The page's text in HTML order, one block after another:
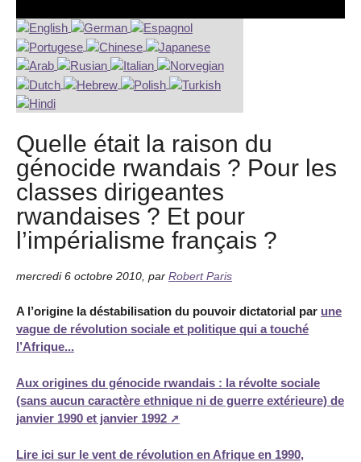
Quelle était la raison du
génocide rwandais ? Pour les
classes dirigeantes
rwandaises ? Et pour
l’impérialisme français ?
mercredi 6 octobre 2010 par Robert Paris
A l’origine la déstabilisation du pouvoir dictatorial par une
vague de révolution sociale et politique qui a touché
l’Afrique...
Aux origines du génocide rwandais : la révolte sociale
(sans aucun caractère ethnique ni de guerre extérieure) de
janvier 1990 et janvier 1992
Lire ici sur le vent de révolution en Afrique en 1990,